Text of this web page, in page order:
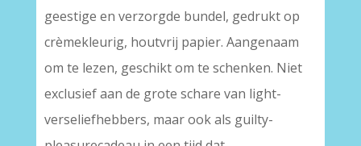
geestige en verzorgde bundel, gedrukt op
crèmekleurig, houtvrij papier. Aangenaam
om te lezen, geschikt om te schenken. Niet
exclusief aan de grote schare van light-
verseliefhebbers, maar ook als guilty-